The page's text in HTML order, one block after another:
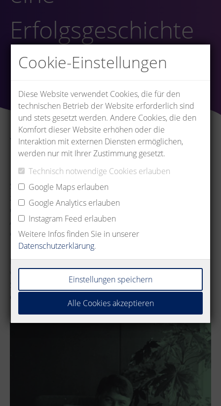
Erfolgsgeschichte
Werte, die verbinden:
Unsere Kultur als
Familienunternehmen
Stabilität, Vertrauen und starker Zusammenhalt - das
zeichnet uns als Familienunternehmen seit 1976 aus. Wir
denken langfristig und schaffen so ein sicheres
Arbeitsumfeld, das von kurzen Entscheidungswegen und
einer Kultur des Miteinanders geprägt ist.
Bei uns sind Sie keine Personalnummer, sondern ein
wertvolles Mitglied der METZ CONNECT Familie. Wenn
Sie dieses Umfeld schätzen, dann gestalten Sie mit uns
die Verbindungen der Zukunft.
Cookie-Einstellungen
Diese Website verwendet Cookies, die für den
technischen Betrieb der Website erforderlich sind
und stets gesetzt werden. Andere Cookies, die den
Komfort dieser Website erhöhen oder die
Interaktion mit externen Diensten ermöglichen,
werden nur mit Ihrer Zustimmung gesetzt.
Technisch notwendige Cookies erlauben
Google Maps erlauben
Google Analytics erlauben
Instagram Feed erlauben
Weitere Infos finden Sie in unserer
Datenschutzerklärung.
Einstellungen speichern
Alle Cookies akzeptieren